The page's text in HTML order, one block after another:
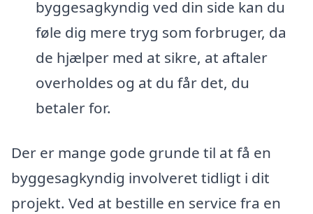
byggesagkyndig ved din side kan du
føle dig mere tryg som forbruger, da
de hjælper med at sikre, at aftaler
overholdes og at du får det, du
betaler for.
Der er mange gode grunde til at få en
byggesagkyndig involveret tidligt i dit
projekt. Ved at bestille en service fra en